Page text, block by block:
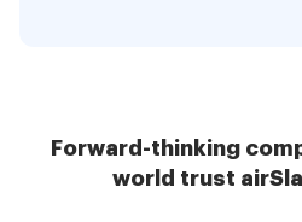
Forward-thinking
world trust